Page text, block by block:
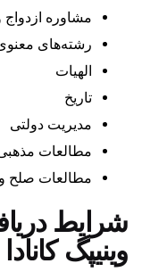
مشاوره ازدواج
رشته‌های
الهیات
تاریخ
مدیریت دولتی
مطالعات
مطالعات صلح
شرایط
وینیپگ کانادا